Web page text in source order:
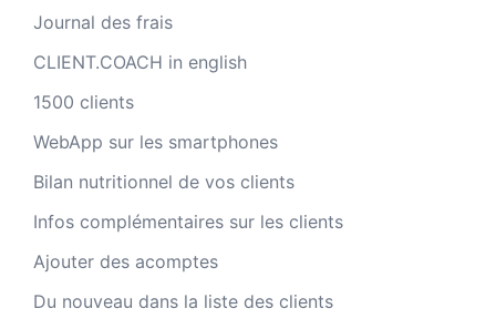
Journal des frais
CLIENT.COACH in english
1500 clients
WebApp sur les smartphones
Bilan nutritionnel de vos clients
Infos complémentaires sur les clients
Ajouter des acomptes
Du nouveau dans la liste des clients